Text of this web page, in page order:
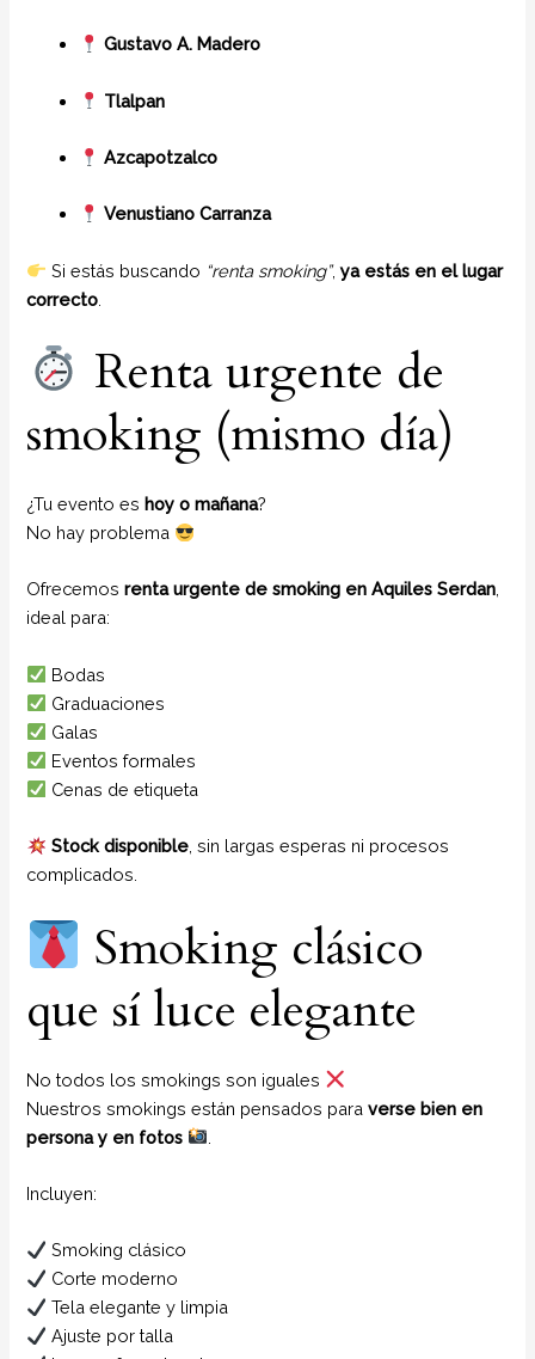
Gustavo A. Madero
Tlalpan
Azcapotzalco
Venustiano Carranza
Si estás buscando “renta smoking”,ya estás en el lugar
correcto
Renta urgente de
smoking (mismo día)
¿Tu evento eshoy o mañana?
No hay problema
Ofrecemosrenta urgente de smoking en Aquiles Serdan,
ideal para:
Bodas
Graduaciones
Galas
Eventos formales
Cenas de etiqueta
Stock disponible , sin largas esperas ni procesos
complicados.
Smoking clásico
que sí luce elegante
No todos los smokings son iguales
Nuestros smokings están pensados paraverse bien en
persona y en fotos
Incluyen:
Smoking clásico
Corte moderno
Tela elegante y limpia
Ajuste por talla